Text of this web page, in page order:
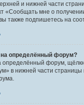
и нижней части
«Сообщать мне о
также подпишетесь на
на определённый форум?
определённый форум,
в нижней части страницы